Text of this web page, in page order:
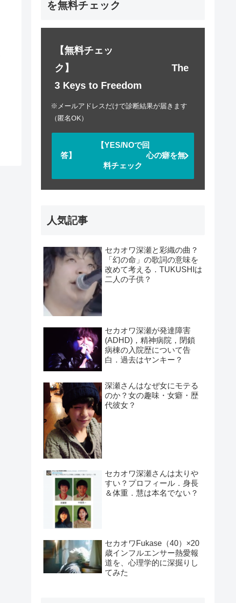
を無料チェック
【無料チェッ
ク】 The
3 Keys to Freedom
※メールアドレスだけで診断結果が届きます
（匿名OK）
【YES/NOで回
答】 心の癖を無
料チェック
人気記事
セカオワ深瀬と彩織の曲？
「幻の命」の歌詞の意味を
改めて考える．TUKUSHIは
二人の子供？
セカオワ深瀬が発達障害
(ADHD)，精神病院，閉鎖
病棟の入院歴について告
白．過去はヤンキー？
深瀬さんはなぜ女にモテる
のか？女の趣味・女癖・歴
代彼女？
セカオワ深瀬さんは太りや
すい？プロフィール．身長
＆体重．慧は本名でない？
セカオワFukase（40）×20
歳インフルエンサー熱愛報
道を、心理学的に深掘りし
てみた